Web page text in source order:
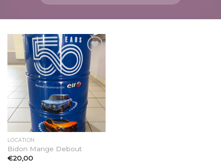
Ajouter
à la
liste
d’envies
LOCATION
Bidon Mange Debout
€20,00